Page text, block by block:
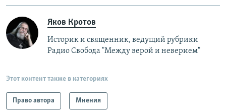
Яков Кротов
Историк и священник, ведущий рубрики
Радио Свобода "Между верой и неверием"
Этот контент также в категориях
Право автора Мнения